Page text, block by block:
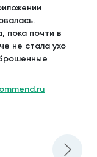
пока почти в
не стала ухо